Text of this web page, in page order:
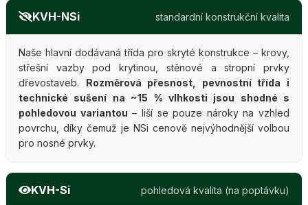
KVH-NSi standardní konstrukční kvalita
Naše hlavní dodávaná třída pro skryté konstrukce – krovy,
střešní vazby pod krytinou, stěnové a stropní prvky
dřevostaveb. Rozměrová přesnost, pevnostní třída i
technické sušení na ~15 % vlhkosti jsou shodné s
pohledovou variantou – liší se pouze nároky na vzhled
povrchu, díky čemuž je NSi cenově nejvýhodnější volbou
pro nosné prvky.
KVH-Si pohledová kvalita (na poptávku)